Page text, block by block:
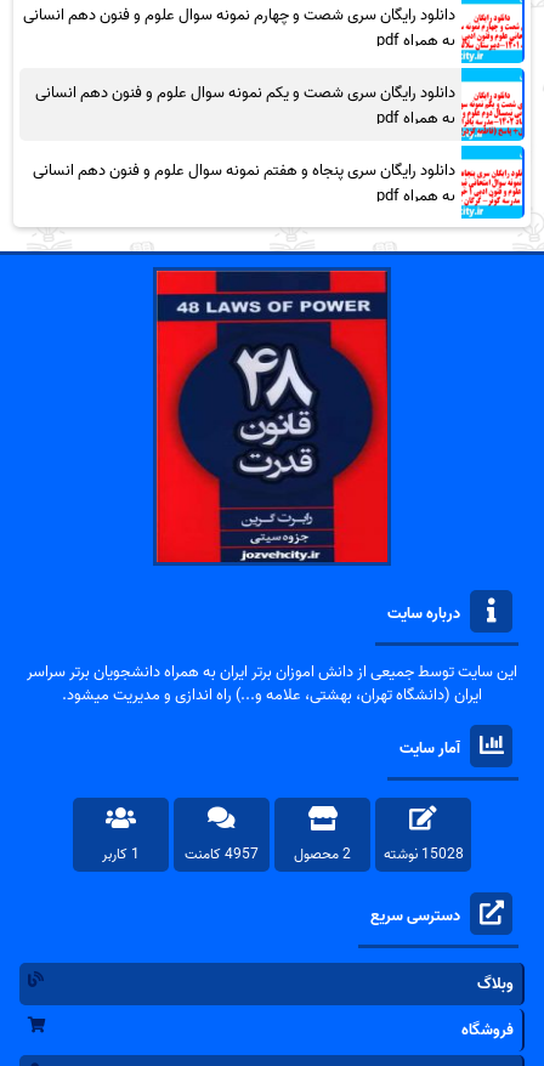
دانلود رایگان سری شصت و چهارم نمونه سوال علوم و فنون دهم انسانی
به همراه pdf
دانلود رایگان سری شصت و یکم نمونه سوال علوم و فنون دهم انسانی
به همراه pdf
دانلود رایگان سری پنجاه و هفتم نمونه سوال علوم و فنون دهم انسانی
به همراه pdf
درباره سایت
این سایت توسط جمیعی از دانش اموزان برتر ایران به همراه دانشجویان برتر سراسر
ایران (دانشگاه تهران، بهشتی، علامه و...) راه اندازی و مدیریت میشود.
آمار سایت
15028 نوشته 2 محصول 4957 کامنت 1 کاربر
دسترسی سریع
وبلاگ
فروشگاه